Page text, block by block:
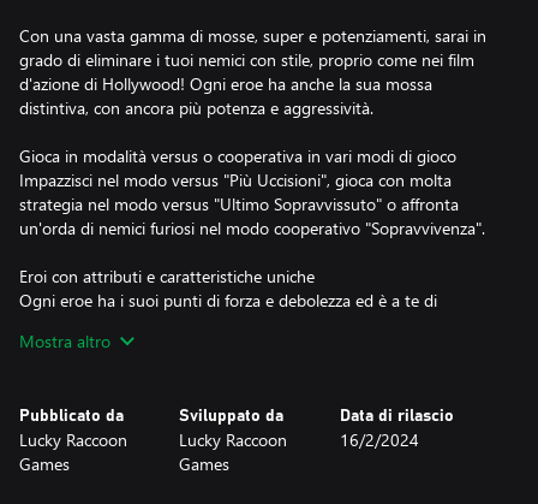
Con una vasta gamma di mosse, super e potenziamenti, sarai in
grado di eliminare i tuoi nemici con stile, proprio come nei film
d'azione di Hollywood! Ogni eroe ha anche la sua mossa
distintiva, con ancora più potenza e aggressività.
Gioca in modalità versus o cooperativa in vari modi di gioco
Impazzisci nel modo versus "Più Uccisioni", gioca con molta
strategia nel modo versus "Ultimo Sopravvissuto" o affronta
un'orda di nemici furiosi nel modo cooperativo "Sopravvivenza".
Eroi con attributi e caratteristiche uniche
Ogni eroe ha i suoi punti di forza e debolezza ed è a te di
combattimento e alla modalità di gioco.
Come se gli nemici non fossero sufficienti, in ogni arena avrai
anche una sfida da affrontare, da scheletri arrabbiati a terremoti e
maghi che lanciano meteoriti.
Mostra altro
Pubblicato da
Lucky Raccoon
Games
Sviluppato da
Lucky Raccoon
Games
Data di rilascio
16/2/2024